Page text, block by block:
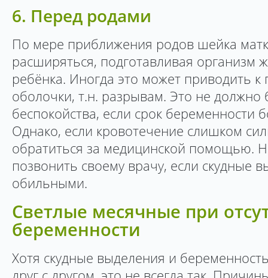
6. Перед родами
По мере приближения родов шейка
расширяться, подготавливая
ребёнка. Иногда это может приводить
оболочки, т.н. разрывам. Это не
беспокойства, если срок беременности
Однако, если кровотечение слишком
обратиться за медицинской помощью.
позвонить своему врачу, если скудные
обильными.
Светлые месячные при
беременности
Хотя скудные выделения и